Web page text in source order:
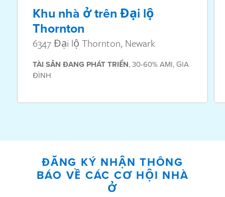
Khu nhà ở trên Đại lộ
Thornton
6347 Đại lộ Thornton, Newark
TÀI SẢN ĐANG PHÁT TRIỂN,30-60% AMI,GIA
ĐÌNH
ĐĂNG KÝ NHẬN THÔNG
BÁO VỀ CÁC CƠ HỘI NHÀ
Ở